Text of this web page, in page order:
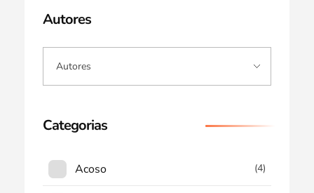
Autores
Categorias
Acoso (4)